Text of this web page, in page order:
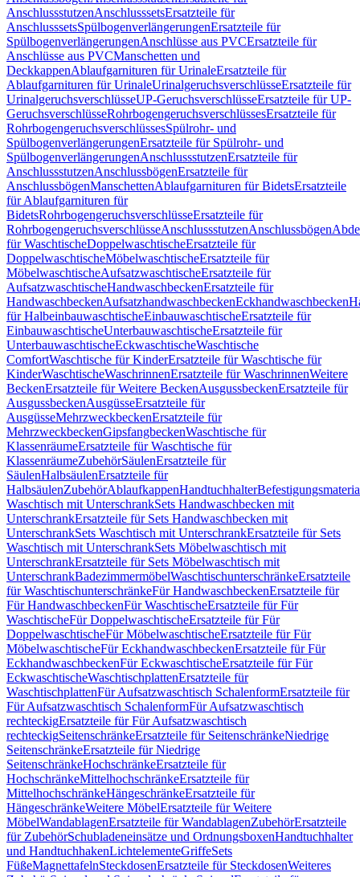
AnschlussstutzenAnschlusssetsErsatzteile für
AnschlusssetsSpülbogenverlängerungenErsatzteile für
SpülbogenverlängerungenAnschlüsse aus PVCErsatzteile für
Anschlüsse aus PVCManschetten und
DeckkappenAblaufgarnituren für UrinaleErsatzteile für
Ablaufgarnituren für UrinaleUrinalgeruchsverschlüsseErsatzteile für
UrinalgeruchsverschlüsseUP-GeruchsverschlüsseErsatzteile für UP-
GeruchsverschlüsseRohrbogengeruchsverschlüssesErsatzteile für
RohrbogengeruchsverschlüssesSpülrohr- und
SpülbogenverlängerungenErsatzteile für Spülrohr- und
SpülbogenverlängerungenAnschlussstutzenErsatzteile für
AnschlussstutzenAnschlussbögenErsatzteile für
AnschlussbögenManschettenAblaufgarnituren für BidetsErsatzteile
für Ablaufgarnituren für
BidetsRohrbogengeruchsverschlüsseErsatzteile für
RohrbogengeruchsverschlüsseAnschlussstutzenAnschlussbögen
für WaschtischeDoppelwaschtischeErsatzteile für
DoppelwaschtischeMöbelwaschtischeErsatzteile für
MöbelwaschtischeAufsatzwaschtischeErsatzteile für
AufsatzwaschtischeHandwaschbeckenErsatzteile für
HandwaschbeckenAufsatzhandwaschbeckenEckhandwaschbecken
für HalbeinbauwaschtischeEinbauwaschtischeErsatzteile für
EinbauwaschtischeUnterbauwaschtischeErsatzteile für
UnterbauwaschtischeEckwaschtischeWaschtische
ComfortWaschtische für KinderErsatzteile für Waschtische für
KinderWaschtischeWaschrinnenErsatzteile für WaschrinnenWeitere
BeckenErsatzteile für Weitere BeckenAusgussbeckenErsatzteile für
AusgussbeckenAusgüsseErsatzteile für
AusgüsseMehrzweckbeckenErsatzteile für
MehrzweckbeckenGipsfangbeckenWaschtische für
KlassenräumeErsatzteile für Waschtische für
KlassenräumeZubehörSäulenErsatzteile für
SäulenHalbsäulenErsatzteile für
HalbsäulenZubehörAblaufkappenHandtuchhalter
Waschtisch mit UnterschrankSets Handwaschbecken mit
UnterschrankErsatzteile für Sets Handwaschbecken mit
UnterschrankSets Waschtisch mit UnterschrankErsatzteile für Sets
Waschtisch mit UnterschrankSets Möbelwaschtisch mit
UnterschrankErsatzteile für Sets Möbelwaschtisch mit
UnterschrankBadezimmermöbelWaschtischunterschränkeErsatzteile
für WaschtischunterschränkeFür HandwaschbeckenErsatzteile für
Für HandwaschbeckenFür WaschtischeErsatzteile für Für
WaschtischeFür DoppelwaschtischeErsatzteile für Für
DoppelwaschtischeFür MöbelwaschtischeErsatzteile für Für
MöbelwaschtischeFür EckhandwaschbeckenErsatzteile für Für
EckhandwaschbeckenFür EckwaschtischeErsatzteile für Für
EckwaschtischeWaschtischplattenErsatzteile für
WaschtischplattenFür Aufsatzwaschtisch SchalenformErsatzteile für
Für Aufsatzwaschtisch SchalenformFür Aufsatzwaschtisch
rechteckigErsatzteile für Für Aufsatzwaschtisch
rechteckigSeitenschränkeErsatzteile für SeitenschränkeNiedrige
SeitenschränkeErsatzteile für Niedrige
SeitenschränkeHochschränkeErsatzteile für
HochschränkeMittelhochschränkeErsatzteile für
MittelhochschränkeHängeschränkeErsatzteile für
HängeschränkeWeitere MöbelErsatzteile für Weitere
MöbelWandablagenErsatzteile für WandablagenZubehörErsatzteile
für ZubehörSchubladeneinsätze und OrdnungsboxenHandtuchhalter
und HandtuchhakenLichtelementeGriffeSets
FüßeMagnettafelnSteckdosenErsatzteile für SteckdosenWeiteres